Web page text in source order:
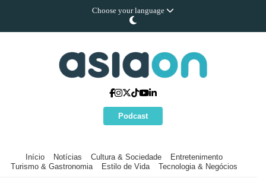
Choose your language
Podcast
Início Notícias Cultura & Sociedade
Entretenimento
Turismo & Gastronomia
Estilo de Vida Tecnologia & Negócios